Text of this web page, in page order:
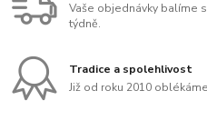
Vaše objednávky balíme
týdně.
Tradice a spolehlivost
Již od roku 2010